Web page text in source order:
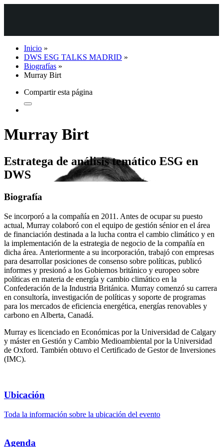
Inicio »
DWS ESG TALKS MADRID »
Biografías »
Murray Birt
Compartir esta página
Murray Birt
Estratega de análisis temático ESG en
DWS
Biografía
Se incorporó a la compañía en 2011. Antes de ocupar su puesto
actual, Murray colaboró con el equipo de gestión sénior en el área
de financiación destinada a la lucha contra el cambio climático y en
la implementación de la estrategia de negocio de la compañía en
dicha área. Anteriormente a su incorporación, trabajó con empresas
para desarrollar posiciones de consenso sobre políticas, publicó
informes y presionó a los Gobiernos británico y europeo sobre
políticas en materia de energía y cambio climático en la
Confederación de la Industria Británica. Murray comenzó su carrera
en consultoría, investigación de políticas y soporte de programas
para los mercados de eficiencia energética, energías renovables y
carbono en Alberta, Canadá.
Murray es licenciado en Económicas por la Universidad de Calgary
y máster en Gestión y Cambio Medioambiental por la Universidad
de Oxford. También obtuvo el Certificado de Gestor de Inversiones
(IMC).
Ubicación
Toda la información sobre la ubicación del evento
Agenda